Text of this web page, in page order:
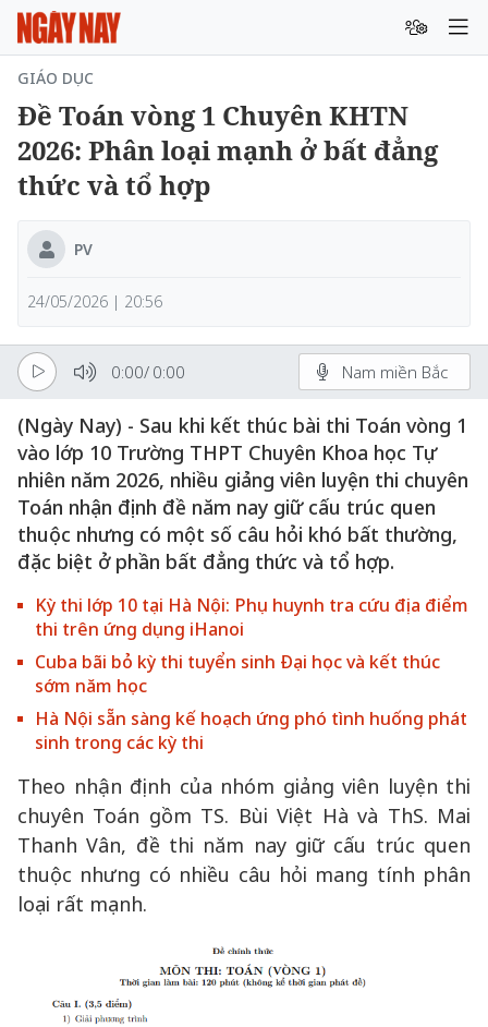
GIÁO DỤC
Đề Toán vòng 1 Chuyên KHTN
2026: Phân loại mạnh ở bất đẳng
thức và tổ hợp
PV
24/05/2026 | 20:56
0:00/ 0:00 Nam miền Bắc
(Ngày Nay) - Sau khi kết thúc bài thi Toán vòng 1
vào lớp 10 Trường THPT Chuyên Khoa học Tự
nhiên năm 2026, nhiều giảng viên luyện thi chuyên
Toán nhận định đề năm nay giữ cấu trúc quen
thuộc nhưng có một số câu hỏi khó bất thường,
đặc biệt ở phần bất đẳng thức và tổ hợp.
Kỳ thi lớp 10 tại Hà Nội: Phụ huynh tra cứu địa điểm
thi trên ứng dụng iHanoi
Cuba bãi bỏ kỳ thi tuyển sinh Đại học và kết thúc
sớm năm học
Hà Nội sẵn sàng kế hoạch ứng phó tình huống phát
sinh trong các kỳ thi
Theo nhận định của nhóm giảng viên luyện thi
chuyên Toán gồm TS. Bùi Việt Hà và ThS. Mai
Thanh Vân, đề thi năm nay giữ cấu trúc quen
thuộc nhưng có nhiều câu hỏi mang tính phân
loại rất mạnh.